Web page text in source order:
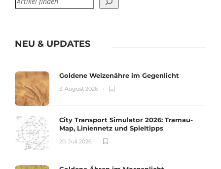
NEU & UPDATES
Goldene Weizenähre im Gegenlicht
3. August 2026
City Transport Simulator 2026: Tramau-
Map, Liniennetz und Spieltipps
20. Juli 2026